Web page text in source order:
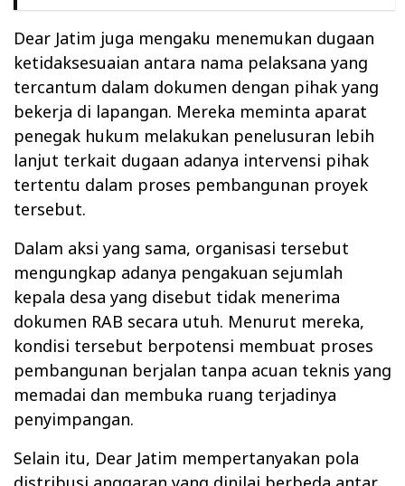
Dear Jatim juga mengaku menemukan dugaan
ketidaksesuaian antara nama pelaksana yang
tercantum dalam dokumen dengan pihak yang
bekerja di lapangan. Mereka meminta aparat
penegak hukum melakukan penelusuran lebih
lanjut terkait dugaan adanya intervensi pihak
tertentu dalam proses pembangunan proyek
tersebut.
Dalam aksi yang sama, organisasi tersebut
mengungkap adanya pengakuan sejumlah
kepala desa yang disebut tidak menerima
dokumen RAB secara utuh. Menurut mereka,
kondisi tersebut berpotensi membuat proses
pembangunan berjalan tanpa acuan teknis yang
memadai dan membuka ruang terjadinya
penyimpangan.
Selain itu, Dear Jatim mempertanyakan pola